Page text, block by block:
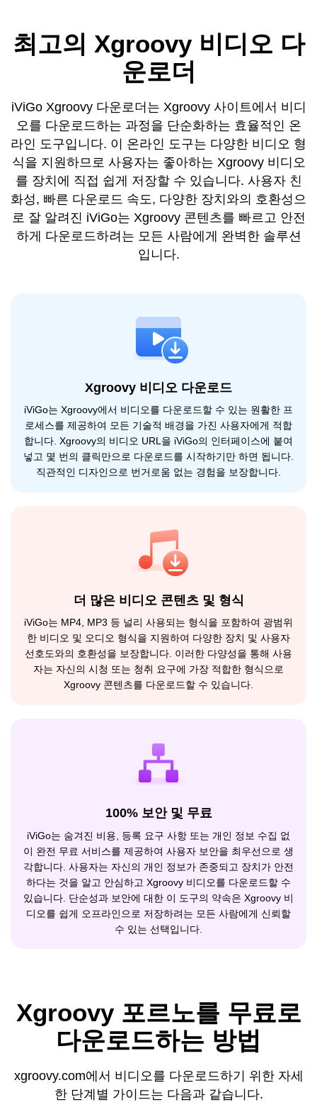
최고의 Xgroovy 비디오 다
운로더
iViGo Xgroovy 다운로더는 Xgroovy 사이트에서 비디
오를 다운로드하는 과정을 단순화하는 효율적인 온
라인 도구입니다. 이 온라인 도구는 다양한 비디오 형
식을 지원하므로 사용자는 좋아하는 Xgroovy 비디오
를 장치에 직접 쉽게 저장할 수 있습니다. 사용자 친
화성, 빠른 다운로드 속도, 다양한 장치와의 호환성으
로 잘 알려진 iViGo는 Xgroovy 콘텐츠를 빠르고 안전
하게 다운로드하려는 모든 사람에게 완벽한 솔루션
입니다.
Xgroovy 비디오 다운로드
iViGo는 Xgroovy에서 비디오를 다운로드할 수 있는 원활한 프
로세스를 제공하여 모든 기술적 배경을 가진 사용자에게 적합
합니다. Xgroovy의 비디오 URL을 iViGo의 인터페이스에 붙여
넣고 몇 번의 클릭만으로 다운로드를 시작하기만 하면 됩니다.
직관적인 디자인으로 번거로움 없는 경험을 보장합니다.
더 많은 비디오 콘텐츠 및 형식
iViGo는 MP4, MP3 등 널리 사용되는 형식을 포함하여 광범위
한 비디오 및 오디오 형식을 지원하여 다양한 장치 및 사용자
선호도와의 호환성을 보장합니다. 이러한 다양성을 통해 사용
자는 자신의 시청 또는 청취 요구에 가장 적합한 형식으로
Xgroovy 콘텐츠를 다운로드할 수 있습니다.
100% 보안 및 무료
iViGo는 숨겨진 비용, 등록 요구 사항 또는 개인 정보 수집 없
이 완전 무료 서비스를 제공하여 사용자 보안을 최우선으로 생
각합니다. 사용자는 자신의 개인 정보가 존중되고 장치가 안전
하다는 것을 알고 안심하고 Xgroovy 비디오를 다운로드할 수
있습니다. 단순성과 보안에 대한 이 도구의 약속은 Xgroovy 비
디오를 쉽게 오프라인으로 저장하려는 모든 사람에게 신뢰할
수 있는 선택입니다.
Xgroovy 포르노를 무료로
다운로드하는 방법
xgroovy.com에서 비디오를 다운로드하기 위한 자세
한 단계별 가이드는 다음과 같습니다.